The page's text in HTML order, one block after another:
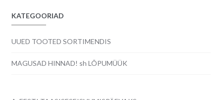
KATEGOORIAD
UUED TOOTED SORTIMENDIS
MAGUSAD HINNAD! sh LÕPUMÜÜK